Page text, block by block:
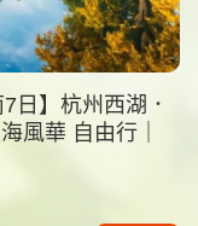
日】杭州西湖．
風華 自由行｜